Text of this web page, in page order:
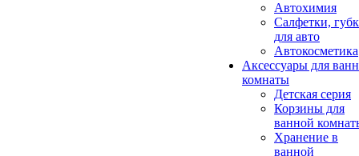
Автохимия
Салфетки,
для авто
Автокосметика
Аксессуары для
комнаты
Детская серия
Корзины для
ванной
Хранение в
ванной